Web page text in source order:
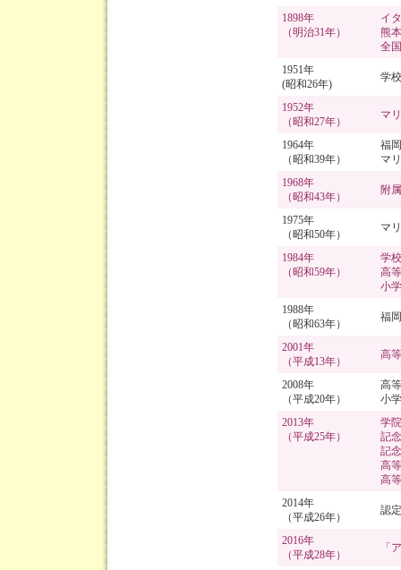
1898年
（明治31年）
イ
熊
全
1951年
(昭和26年)
学
1952年
（昭和27年）
マ
1964年
（昭和39年）
福
マ
1968年
（昭和43年）
附
1975年
（昭和50年）
マ
1984年
（昭和59年）
学
高
小
1988年
（昭和63年）
福
2001年
（平成13年）
高
2008年
（平成20年）
高
小
2013年
（平成25年）
学
記
記
高
高
2014年
（平成26年）
認
2016年
（平成28年）
「